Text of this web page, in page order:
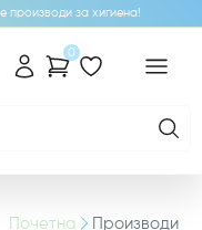
за хигиена!
0
Почетна
Производи